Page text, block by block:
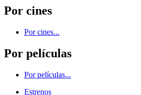
Por cines
Por cines...
Por películas
Por películas...
Estrenos